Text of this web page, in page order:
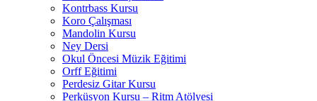
Kontrbass Kursu
Koro Çalışması
Mandolin Kursu
Ney Dersi
Okul Öncesi Müzik Eğitimi
Orff Eğitimi
Perdesiz Gitar Kursu
Perküsyon Kursu – Ritm Atölyesi